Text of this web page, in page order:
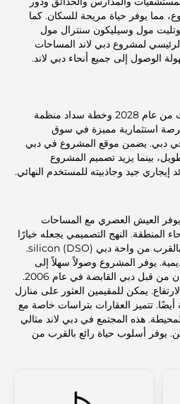
مما يوفر حياة مريحة للسكان. كما
مول وسيليكون سنترال مول
لمشروع دبي لاند المساحات
الوصول إلى جميع أنحاء دبي لاند.
مع موعد تسليم في الربع الثالث من عام 2028 وخطة سداد منظمة
فرصة استثمارية مميزة في سوق
في دبي. يضمن موقع المشروع في دبي
بينما يزيد تصميم المشروع
إيجاري جيد وجاذبيته للمستخدم النهائي.
العيش العصري مع المساحات
المنطقة. النهج التصميمي يجعله خيارًا
مرغوبًا للعائلات. يقع المشروع بالقرب من واحة دبي silicon (DSO).
يوفر المشروع وصولاً سهلاً إلى
المعاهد التعليمية. تم إطلاق ليوان من قبل دبي القابضة في عام 2006.
يمكن للمقيمين العثور على منازل
تتميز العقارات بتراسات خاصة مع
هذه المجتمع في دبي لاند مثالي
يوفر أسلوب حياة رائع بالقرب من